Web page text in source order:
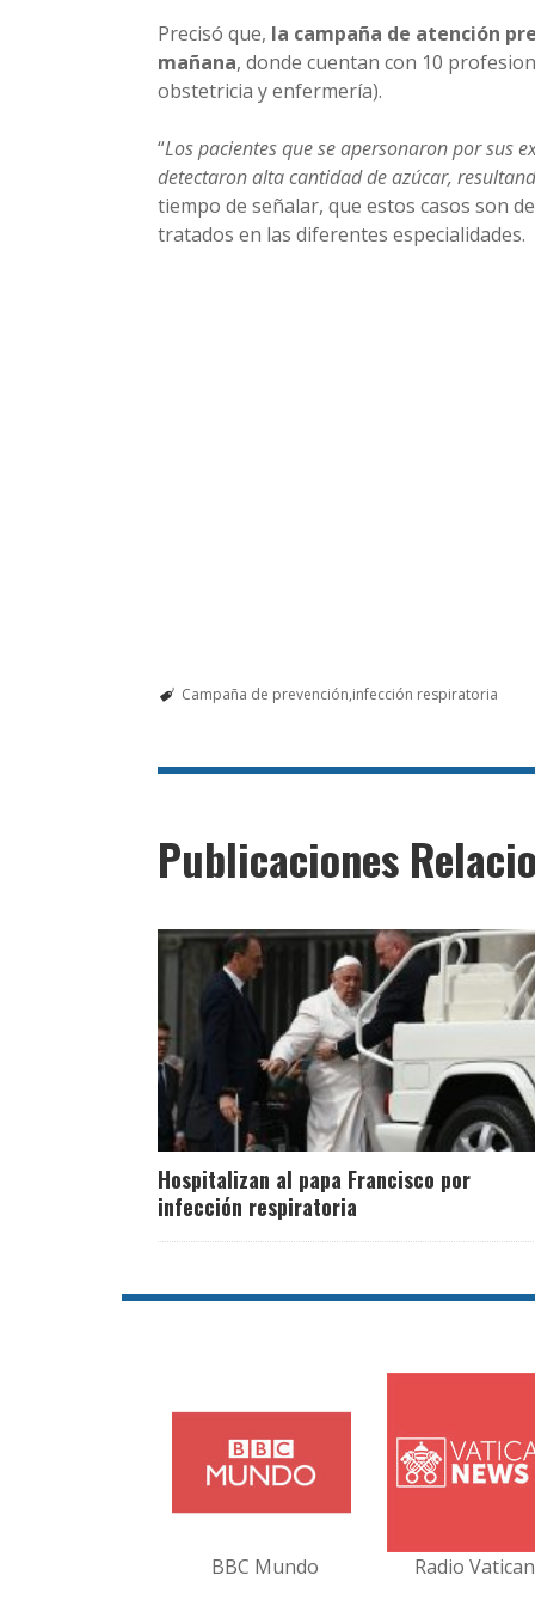
Precisó que, la campaña de atención
mañana, donde cuentan con 10
obstetricia y enfermería).
“Los pacientes que se apersonaron por sus
detectaron alta cantidad de azúcar,
tiempo de señalar, que estos casos son
tratados en las diferentes especialidades.
Campaña de prevención infección respiratoria
Publicaciones
Hospitalizan al papa Francisco por
infección respiratoria
BBC Mundo Radio